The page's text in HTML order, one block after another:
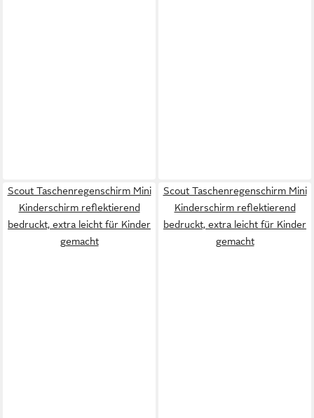
Scout Taschenregenschirm Mini
Kinderschirm reflektierend
bedruckt, extra leicht für Kinder
gemacht
Scout Taschenregenschirm Mini
Kinderschirm reflektierend
bedruckt, extra leicht für Kinder
gemacht